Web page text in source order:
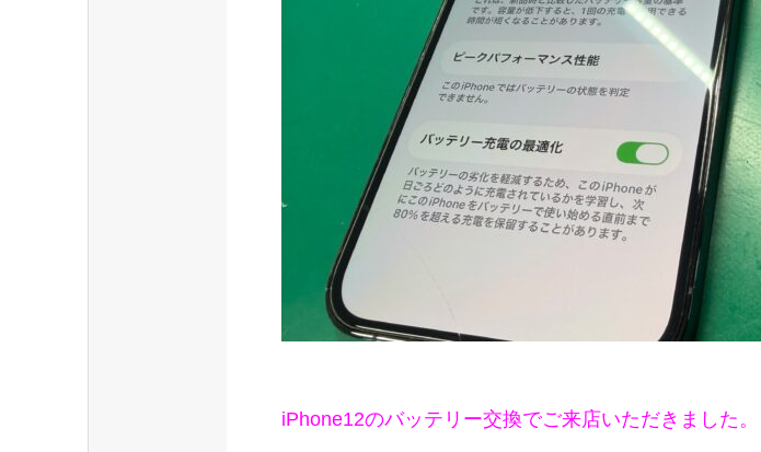
iPhone12のバッテリー交換でご来店いただきました。